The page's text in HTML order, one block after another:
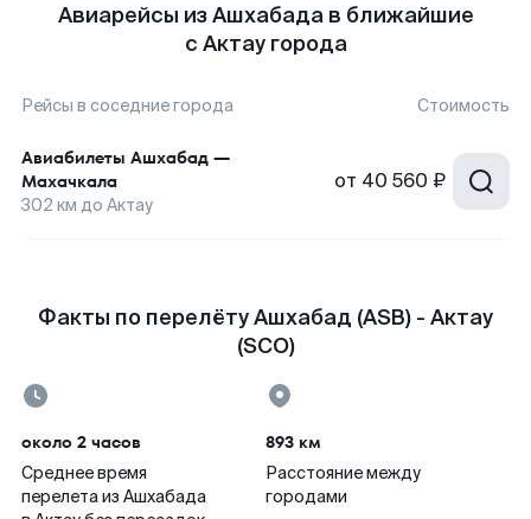
Авиарейсы из Ашхабада в ближайшие
с Актау города
Рейсы в соседние города Стоимость
Авиабилеты Ашхабад —
Махачкала
302 км до Актау
от 40 560 ₽
Факты по перелёту Ашхабад (ASB) - Актау
(SCO)
около 2 часов
Среднее время
перелета из Ашхабада
893 км
Расстояние между
городами